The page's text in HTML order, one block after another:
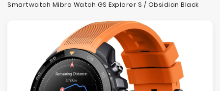
Impression
Stockage
Smartwatch Mibro Watch GS Explorer S / Obsidian Black